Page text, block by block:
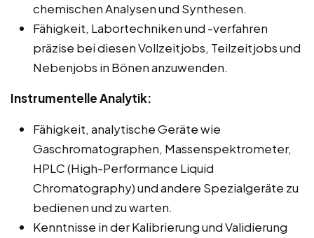
chemischen Analysen und Synthesen.
Fähigkeit, Labortechniken und -verfahren
präzise bei diesen Vollzeitjobs, Teilzeitjobs und
Nebenjobs in Bönen anzuwenden.
Instrumentelle Analytik:
Fähigkeit, analytische Geräte wie
Gaschromatographen, Massenspektrometer,
HPLC (High-Performance Liquid
Chromatography) und andere Spezialgeräte zu
bedienen und zu warten.
Kenntnisse in der Kalibrierung und Validierung